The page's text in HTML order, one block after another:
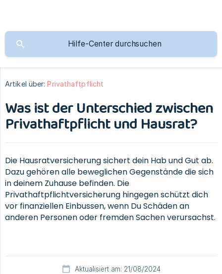
Artikel über: Privathaftpflicht
Was ist der Unterschied zwischen
Privathaftpflicht und Hausrat?
Die Hausratversicherung sichert dein Hab und Gut ab.
Dazu gehören alle beweglichen Gegenstände die sich
in deinem Zuhause befinden. Die
Privathaftpflichtversicherung hingegen schützt dich
vor finanziellen Einbussen, wenn Du Schäden an
anderen Personen oder fremden Sachen verursachst.
Aktualisiert am: 21/08/2024